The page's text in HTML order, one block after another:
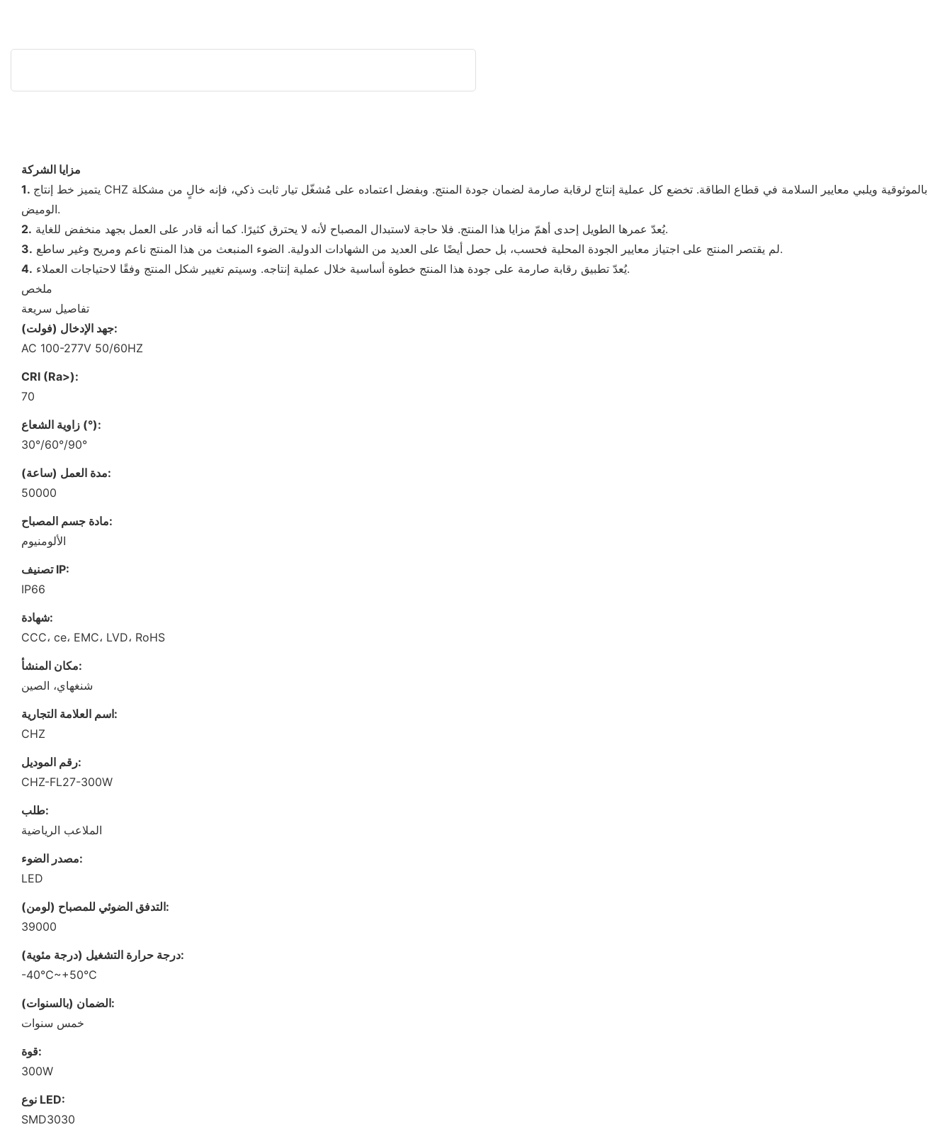
مزايا الشركة
1.
الوميض.
2.
يُعدّ عمرها الطويل إحدى أهمّ مزايا هذا المنتج. فلا حاجة لاستبدال المصباح لأنه لا يحترق كثيرًا. كما أنه قادر على العمل بجهد منخفض للغاية.
3.
لم يقتصر المنتج على اجتياز معايير الجودة المحلية فحسب، بل حصل أيضًا على العديد من الشهادات الدولية. الضوء المنبعث من هذا المنتج ناعم ومريح وغير ساطع.
4.
يُعدّ تطبيق رقابة صارمة على جودة هذا المنتج خطوة أساسية خلال عملية إنتاجه. وسيتم تغيير شكل المنتج وفقًا لاحتياجات العملاء.
ملخص
تفاصيل سريعة
جهد الإدخال (فولت):
AC 100-277V 50/60HZ
CRI (Ra>):
70
زاوية الشعاع (°):
30°/60°/90°
مدة العمل (ساعة):
50000
مادة جسم المصباح:
الألومنيوم
تصنيف IP:
IP66
شهادة:
CCC، ce، EMC، LVD، RoHS
مكان المنشأ:
شنغهاي، الصين
اسم العلامة التجارية:
CHZ
رقم الموديل:
CHZ-FL27-300W
طلب:
الملاعب الرياضية
مصدر الضوء:
LED
التدفق الضوئي للمصباح (لومن):
39000
درجة حرارة التشغيل (درجة مئوية):
-40℃~+50℃
الضمان (بالسنوات):
خمس سنوات
قوة:
300W
نوع LED:
SMD3030